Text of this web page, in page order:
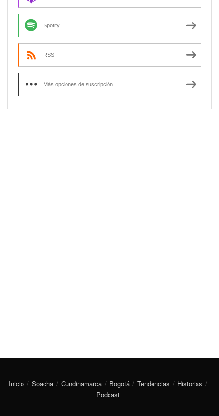
Spotify
RSS
Más opciones de suscripción
Inicio Soacha Cundinamarca Bogotá Tendencias
Historias
Podcast